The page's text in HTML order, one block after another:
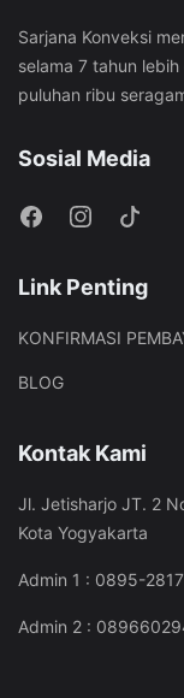
Sarjana Konveksi
selama 7 tahun
puluhan ribu
Sosial Media
Link Penting
KONFIRMASI
BLOG
Kontak Kami
Jl. Jetisharjo JT. 2
Kota Yogyakarta
Admin 1 : 0895-
Admin 2 :